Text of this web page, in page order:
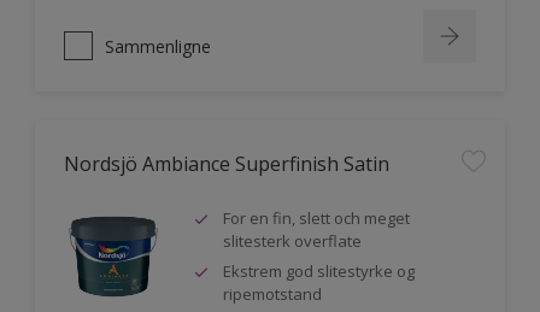
Sammenligne
Nordsjö Ambiance Superfinish Satin
For en fin, slett och meget
slitesterk overflate
Ekstrem god slitestyrke og
ripemotstand